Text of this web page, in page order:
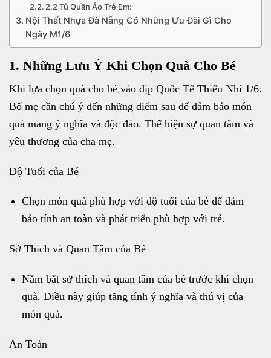
2.2 Tủ Quần Áo Trẻ Em:
Nội Thất Nhựa Đà Nẵng Có Những Ưu Đãi Gì Cho
Ngày M1/6
1. Những Lưu Ý Khi Chọn Quà Cho Bé
Khi lựa chọn quà cho bé vào dịp Quốc Tế Thiếu Nhi 1/6.
Bố mẹ cần chú ý đến những điểm sau để đảm bảo món
quà mang ý nghĩa và độc đáo. Thể hiện sự quan tâm và
yêu thương của cha mẹ.
Độ Tuổi của Bé
Chọn món quà phù hợp với độ tuổi của bé để đảm
bảo tính an toàn và phát triển phù hợp với trẻ.
Sở Thích và Quan Tâm của Bé
Nắm bắt sở thích và quan tâm của bé trước khi chọn
quà. Điều này giúp tăng tính ý nghĩa và thú vị của
món quà.
An Toàn